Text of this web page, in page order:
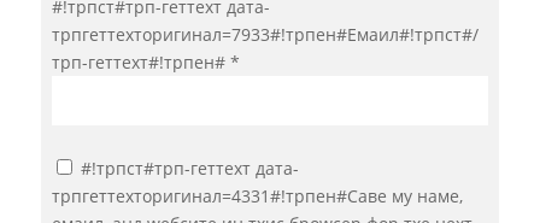
#!трпст#трп-геттеxт дата-
трпгеттеxторигинал=7933#!трпен#Емаил#!трпст#/
трп-геттеxт#!трпен# *
#!трпст#трп-геттеxт дата-
трпгеттеxторигинал=4331#!трпен#Саве мy наме,